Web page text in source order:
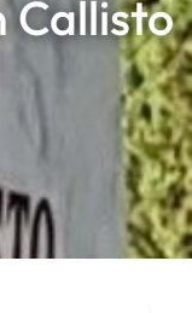
Callisto